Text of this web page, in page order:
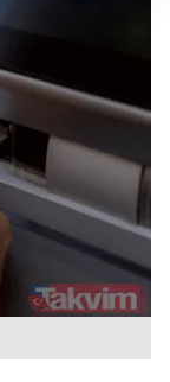
İnternet
çerezler
kişisel
bilgi
daha işlevsel
yönelik
amaçlarıyla